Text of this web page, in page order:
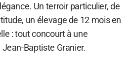
Un terroir particulier, de
un élevage de 12 mois en
: tout concourt à une
Baptiste Granier.